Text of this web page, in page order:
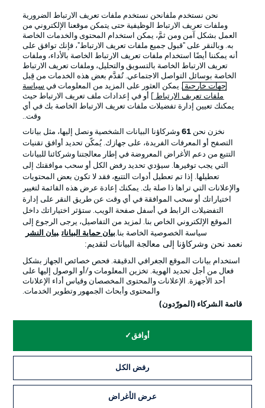
تطبيق الدوري الألماني
Official Partners
الإعلانات الإخطارات القانونية
إدارة التفضيلات بيان الخصوصية
شروط الاستخدام الوظائف
جهة النشر تواصل معنا
نحن نستخدم ملفانحن نستخدم ملفات تعريف الارتباط الضرورية
وملفات تعريف الارتباط الوظيفية حتى يتمكن موقعنا الإلكتروني من
العمل بشكل آمن ومن ثمَّ، يمكن استخدام المحتوى والخدمات الخاصة
به. وبالنقر على "قبول جميع ملفات تعريف الارتباط"، فإنك توافق على
أنه يمكننا أيضًا استخدام ملفات تعريف الارتباط الخاصة بالأداء، وملفات
تعريف الارتباط الخاصة بالتسويق والتحليل، وملفات تعريف الارتباط
الخاصة بوسائل التواصل الاجتماعي. تُقدَّم بعض هذه الخدمات من قِبل
جهات خارجية . يمكن العثور على المزيد من المعلومات في سياسة
ملفات تعريف الارتباط
] أو في إعدادات ملف تعريف الارتباط حيث
يمكنك تعيين إدارة تفضيلات ملفات تعريف الارتباط الخاصة بك في أي
وقت..
نخزن نحن 61وشركاؤنا البيانات الشخصية ونصل إليها، مثل بيانات
التصفح أو المعرفات الفريدة، على جهازك. يُمكّن تحديد أوافق تقنيات
التتبع من دعم الأغراض المعروضة في إطار معالجتنا وشركائنا للبيانات
التي يجب توفيرها. سيؤدي تحديد رفض الكل أو سحب موافقتك إلى
تعطيلها. إذا تم تعطيل أدوات التتبع، فقد لا تكون بعض المحتويات
والإعلانات التي تراها ذا صلة بك. يمكنك إعادة عرض هذه القائمة لتغيير
اختياراتك أو سحب الموافقة في أي وقت عن طريق النقر على إدارة
التفضيلات الرابط في أسفل صفحة الويب. ستؤثر اختياراتك داخل
الموقع الإلكتروني الخاص بنا. لمزيد من التفاصيل، يرجى الرجوع إلى
سياسة الخصوصية الخاصة بنا.بيان حماية البيانات بيان النشر
نعمد نحن وشركاؤنا إلى معالجة البيانات لتقديم:
استخدام بيانات الموقع الجغرافي الدقيقة. فحص خصائص الجهاز بشكل
فعال من أجل تحديد الهوية. تخزين المعلومات و/أو الوصول إليها على
أحد الأجهزة. الإعلانات والمحتوى المخصصان وقياس أداء الإعلانات
والمحتوى وأبحاث الجمهور وتطوير الخدمات.
قائمة الشركاء (المورّدون)
أوافق
رفض الكل
عرض الأغراض